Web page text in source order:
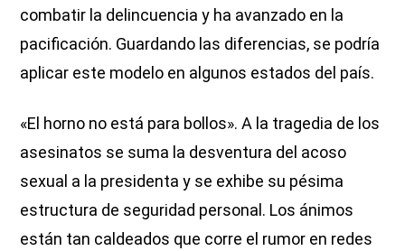
combatir la delincuencia y ha avanzado en la
pacificación. Guardando las diferencias, se podría
aplicar este modelo en algunos estados del país.
«El horno no está para bollos». A la tragedia de los
asesinatos se suma la desventura del acoso
sexual a la presidenta y se exhibe su pésima
estructura de seguridad personal. Los ánimos
están tan caldeados que corre el rumor en redes